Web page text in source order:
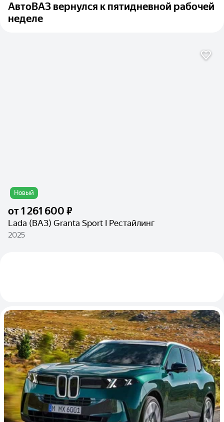
АвтоВАЗ вернулся к пятидневной рабочей
неделе
Новый
от1 261 600 ₽
Lada (ВАЗ) Granta Sport I Рестайлинг
2025